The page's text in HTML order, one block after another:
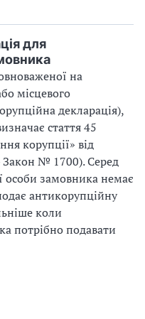
для
на
місцевого
декларація),
стаття 45
корупції» від
№ 1700). Серед
особи замовника немає
антикорупційну
коли
потрібно подавати